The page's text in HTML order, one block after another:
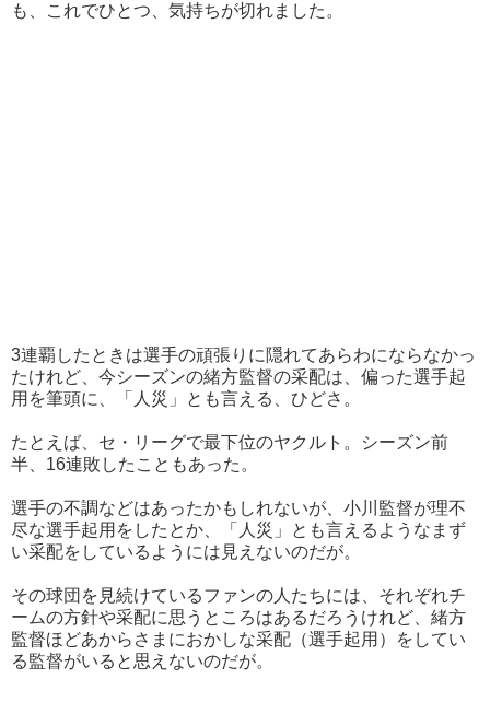
も、これでひとつ、気持ちが切れました。
3連覇したときは選手の頑張りに隠れてあらわにならなかっ
たけれど、今シーズンの緒方監督の采配は、偏った選手起
用を筆頭に、「人災」とも言える、ひどさ。
たとえば、セ・リーグで最下位のヤクルト。シーズン前
半、16連敗したこともあった。
選手の不調などはあったかもしれないが、小川監督が理不
尽な選手起用をしたとか、「人災」とも言えるようなまず
い采配をしているようには見えないのだが。
その球団を見続けているファンの人たちには、それぞれチ
ームの方針や采配に思うところはあるだろうけれど、緒方
監督ほどあからさまにおかしな采配（選手起用）をしてい
る監督がいると思えないのだが。